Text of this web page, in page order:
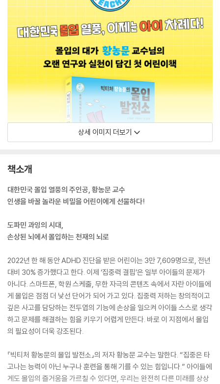
상세 이미지 더보기
책소개
대한민국 몰입 열풍의 주인공, 황농문 교수
인생을 바꿀 놀라운 비밀을 어린이에게 선물하다!
도파민 과잉의 시대,
손상된 뇌에서 몰입하는 천재의 뇌로
2022년 한 해 동안 ADHD 진단을 받은 어린이는 3만 7,609명으로, 전년
대비 30% 증가했다고 한다. 이제 ‘집중력 결핍’은 일부 아이들의 문제가
아니다. 스마트폰, 학원 스케줄, 무한 자극의 콘텐츠 속에서 자란 아이들에
게 몰입은 점점 더 낯선 단어가 되어 가고 있다. 집중력 저하는 창의적이고
깊은 사고를 담당하는 전두엽의 기능에 손상을 일으켜 아이들 스스로 생각
하고 문제를 해결하는 힘을 키우기 어렵게 만든다. 바로 이 지점에서 몰입
의 필요성이 더욱 강조된다.
『빅티처 황농문의 몰입 발전소』의 저자 황농문 교수는 말한다. “집중은 타
고나는 능력이 아닌 누구나 훈련을 통해 기를 수 있는 힘입니다.” 아이들에
게도 몰입의 즐거움을 가르칠 수 있다면, 우리는 완전히 다른 미래를 상상